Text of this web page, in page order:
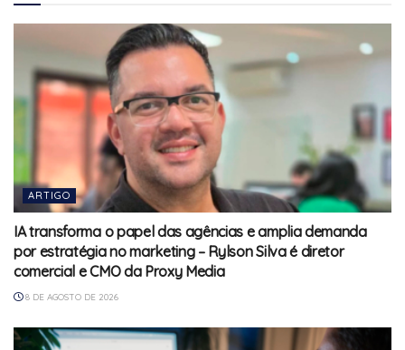
ARTIGO
IA transforma o papel das agências e amplia demanda
por estratégia no marketing – Rylson Silva é diretor
comercial e CMO da Proxy Media
8 DE AGOSTO DE 2026